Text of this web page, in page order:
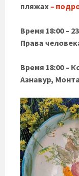
пляжах –
Время 18:00 –
Права
Время 18:00 –
Азнавур,